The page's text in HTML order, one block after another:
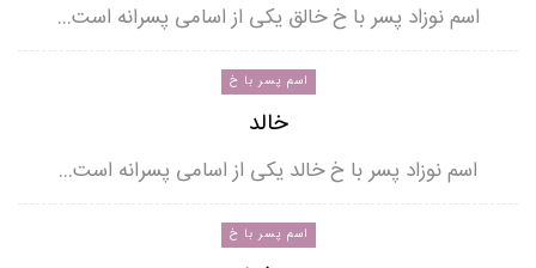
اسم نوزاد پسر با خ خالق یکی از اسامی پسرانه است…
اسم پسر با خ
خالد
اسم نوزاد پسر با خ خالد یکی از اسامی پسرانه است…
اسم پسر با خ